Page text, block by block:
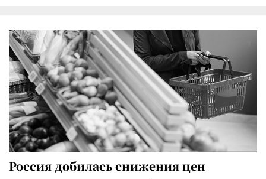
Россия добилась снижения цен